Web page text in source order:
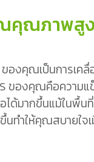
ณคุณภาพสู
ของคุณเป็นการเค
ของคุณคือความแ
ด้มากขึ้นแม้ในพื้น
ทำให้คุณสบายใจ